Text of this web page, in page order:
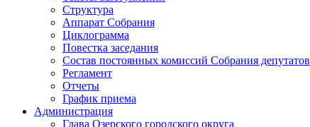
Структура
Аппарат Собрания
Циклограмма
Повестка заседания
Состав постоянных комиссий Собрания депутатов
Регламент
Отчеты
График приема
Администрация
Глава Озерского городского округа